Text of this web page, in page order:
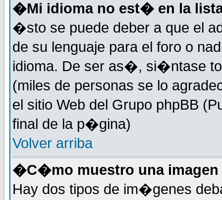
�Mi idioma no est� en la
�sto se puede deber a que el
de su lenguaje para el foro o
idioma. De ser as�, si�ntase
(miles de personas se lo
el sitio Web del Grupo phpBB
final de la p�gina)
Volver arriba
�C�mo muestro una imagen
Hay dos tipos de im�genes